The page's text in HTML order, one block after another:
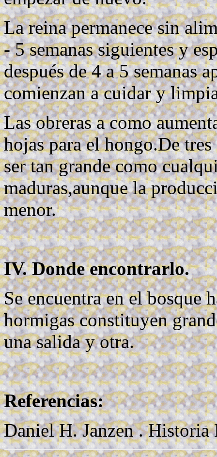
La reina permanece sin
- 5 semanas siguientes y
después de 4 a 5 semanas
comienzan a cuidar y
Las obreras a como
hojas para el hongo.De
ser tan grande como
maduras,aunque la
menor.
IV. Donde encontrarlo.
Se encuentra en el bosque
hormigas constituyen
una salida y otra.
Referencias:
Daniel H. Janzen . Historia